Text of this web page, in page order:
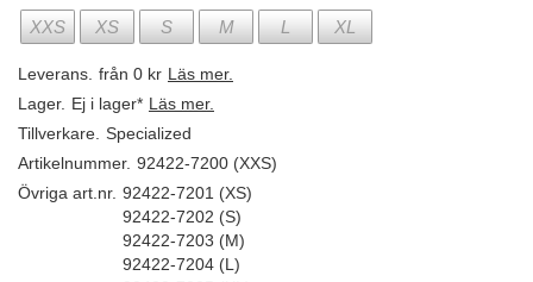
XXS
XS S M L XL
Leverans. från 0 kr Läs mer.
Lager. Ej i lager* Läs mer.
Tillverkare. Specialized
Artikelnummer. 92422-7200 (XXS)
Övriga art.nr. 92422-7201 (XS)
92422-7202 (S)
92422-7203 (M)
92422-7204 (L)